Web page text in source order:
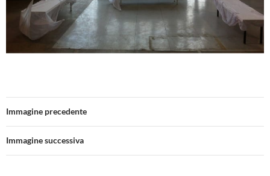
Immagine precedente
Immagine successiva